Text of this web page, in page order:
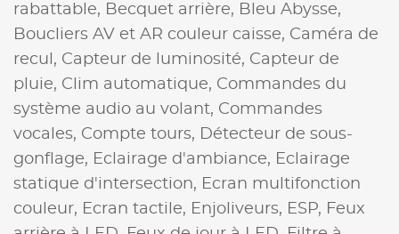
rabattable, Becquet arrière, Bleu Abysse,
Boucliers AV et AR couleur caisse, Caméra de
recul, Capteur de luminosité, Capteur de
pluie, Clim automatique, Commandes du
système audio au volant, Commandes
vocales, Compte tours,
Détecteur de sous-
gonflage, Eclairage d'ambiance, Eclairage
statique d'intersection, Ecran multifonction
couleur, Ecran tactile, Enjoliveurs, ESP, Feux